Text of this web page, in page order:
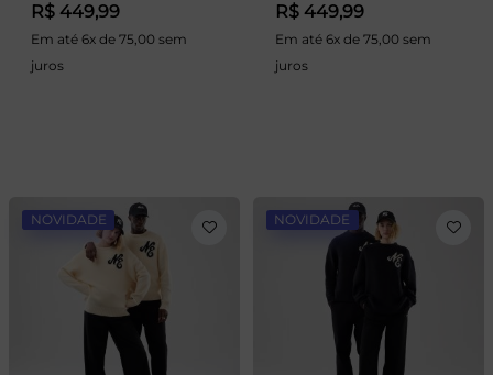
R$ 449,99
Em até 6x de 75,00 sem
juros
R$ 449,99
Em até 6x de 75,00 sem
juros
NOVIDADE NOVIDADE